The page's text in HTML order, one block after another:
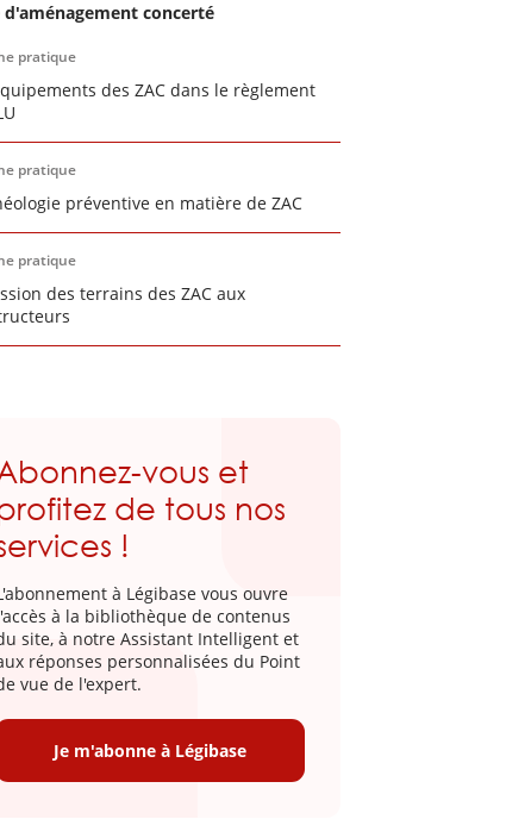
d'aménagement concerté
pratique
des ZAC dans le règlement
pratique
préventive en matière de ZAC
pratique
des terrains des ZAC aux
vous et
de tous nos
!
à Légibase vous ouvre
à la bibliothèque de contenus
site, à notre Assistant Intelligent et
réponses personnalisées du Point
vue de l'expert.
Je m'abonne à Légibase